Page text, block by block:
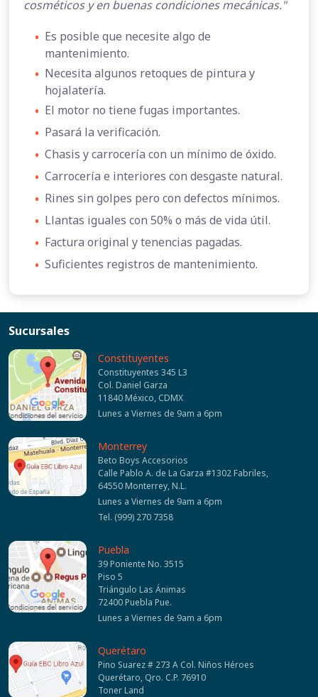
cosméticos y en buenas condiciones mecánicas."
• Es posible que necesite algo de
mantenimiento.
• Necesita algunos retoques de pintura y
hojalatería.
• El motor no tiene fugas importantes.
• Pasará la verificación.
• Chasis y carrocería con un mínimo de óxido.
• Carrocería e interiores con desgaste natural.
• Rines sin golpes pero con defectos mínimos.
• Llantas iguales con 50% o más de vida útil.
• Factura original y tenencias pagadas.
• Suficientes registros de mantenimiento.
Sucursales
Constituyentes
Constituyentes 345 L3
Col. Daniel Garza
11840 México, CDMX
Lunes a Viernes de 9am a 6pm
Monterrey
Beto Boys Accesorios
Calle Pablo A. de La Garza #1302 Fabriles,
64550 Monterrey, N.L.
Lunes a Viernes de 9am a 6pm
Tel. (999) 270 7358
Puebla
39 Poniente No. 3515
Piso 5
Triángulo Las Ánimas
72400 Puebla Pue.
Lunes a Viernes de 9am a 6pm
Querétaro
Pino Suarez # 273 A Col. Niños Héroes
Querétaro, Qro. C.P. 76910
Toner Land